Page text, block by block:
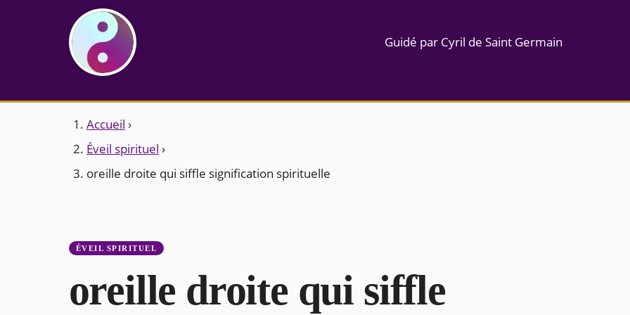
Guidé par Cyril de Saint Germain
Accueil ›
Éveil spirituel ›
oreille droite qui siffle signification spirituelle
ÉVEIL SPIRITUEL
oreille droite qui siffle